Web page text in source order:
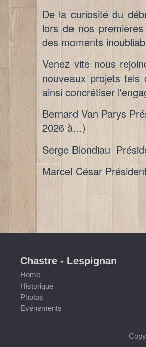
De la curiosité du
lors de nos
des moments
Venez vite nous
nouveaux projets
ainsi concrétiser
Bernard Van Parys
2026 à...)
Serge Blondiau
Marcel César
Chastre - Lespignan
Home
Historique
Photos
Evénements